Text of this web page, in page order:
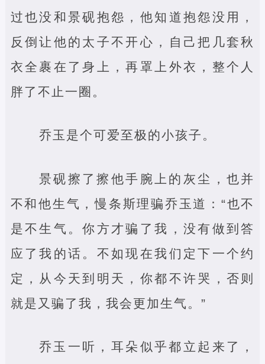
过也没和景砚抱怨，他知道抱怨没用，
反倒让他的太子不开心，自己把几套秋
衣全裹在了身上，再罩上外衣，整个人
胖了不止一圈。
乔玉是个可爱至极的小孩子。
景砚擦了擦他手腕上的灰尘，也并
不和他生气，慢条斯理骗乔玉道：“也不
是不生气。你方才骗了我，没有做到答
应了我的话。不如现在我们定下一个约
定，从今天到明天，你都不许哭，否则
就是又骗了我，我会更加生气。”
乔玉一听，耳朵似乎都立起来了，